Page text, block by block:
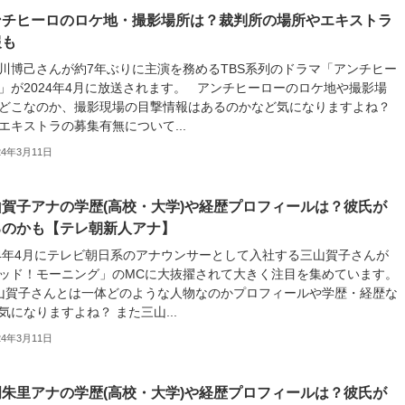
ヒーロのロケ地・撮影場所は？裁判所の場所やエキストラ
博己さんが約7年ぶりに主演を務めるTBS系列のドラマ「アンチヒー
が2024年4月に放送されます。 アンチヒーローのロケ地や撮影場
こなのか、撮影現場の目撃情報はあるのかなど気になりますよね？
キストラの募集有無について...
年3月11日
子アナの学歴(高校・大学)や経歴プロフィールは？彼氏が
かも【テレ朝新人アナ】
4月にテレビ朝日系のアナウンサーとして入社する三山賀子さんが
ド！モーニング」のMCに大抜擢されて大きく注目を集めています。
子さんとは一体どのような人物なのかプロフィールや学歴・経歴な
になりますよね？ また三山...
年3月11日
里アナの学歴(高校・大学)や経歴プロフィールは？彼氏が